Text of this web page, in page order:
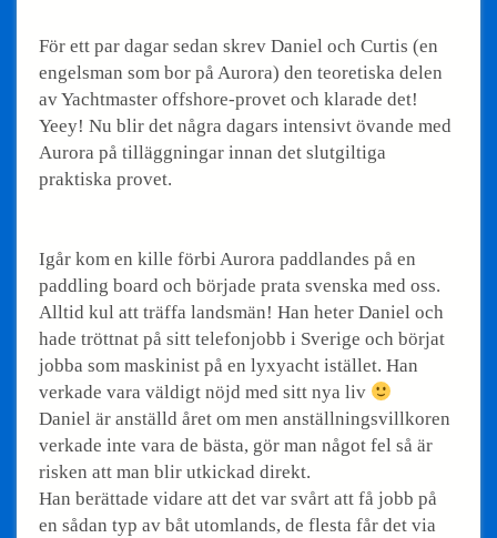
För ett par dagar sedan skrev Daniel och Curtis (en
engelsman som bor på Aurora) den teoretiska delen
av Yachtmaster offshore-provet och klarade det!
Yeey! Nu blir det några dagars intensivt övande med
Aurora på tilläggningar innan det slutgiltiga
praktiska provet.
Igår kom en kille förbi Aurora paddlandes på en
paddling board och började prata svenska med oss.
Alltid kul att träffa landsmän! Han heter Daniel och
hade tröttnat på sitt telefonjobb i Sverige och börjat
jobba som maskinist på en lyxyacht istället. Han
verkade vara väldigt nöjd med sitt nya liv
Daniel är anställd året om men anställningsvillkoren
verkade inte vara de bästa, gör man något fel så är
risken att man blir utkickad direkt.
Han berättade vidare att det var svårt att få jobb på
en sådan typ av båt utomlands, de flesta får det via